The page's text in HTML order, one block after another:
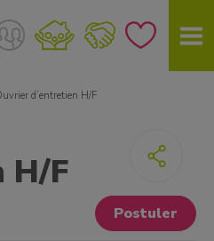
d’entretien H/F
Postuler
H/F